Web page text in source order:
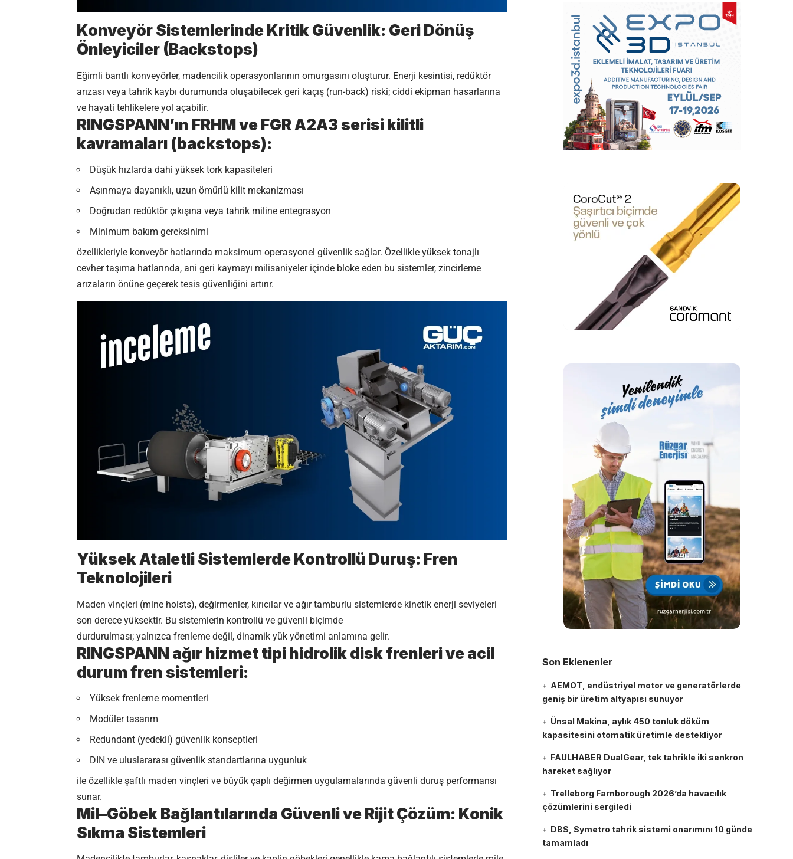
Konveyör Sistemlerinde Kritik Güvenlik: Geri Dönüş
Önleyiciler (Backstops)
Eğimli bantlı konveyörler, madencilik operasyonlarının omurgasını oluşturur. Enerji kesintisi, redüktör
arızası veya tahrik kaybı durumunda oluşabilecek geri kaçış (run-back) riski; ciddi ekipman hasarlarına
ve hayati tehlikelere yol açabilir.
RINGSPANN’ın FRHM ve FGR A2A3 serisi kilitli
kavramaları (backstops):
Düşük hızlarda dahi yüksek tork kapasiteleri
Aşınmaya dayanıklı, uzun ömürlü kilit mekanizması
Doğrudan redüktör çıkışına veya tahrik miline entegrasyon
Minimum bakım gereksinimi
özellikleriyle konveyör hatlarında maksimum operasyonel güvenlik sağlar. Özellikle yüksek tonajlı
cevher taşıma hatlarında, ani geri kaymayı milisaniyeler içinde bloke eden bu sistemler, zincirleme
arızaların önüne geçerek tesis güvenliğini artırır.
Yüksek Ataletli Sistemlerde Kontrollü Duruş: Fren
Teknolojileri
Maden vinçleri (mine hoists), değirmenler, kırıcılar ve ağır tamburlu sistemlerde kinetik enerji seviyeleri
son derece yüksektir. Bu sistemlerin kontrollü ve güvenli biçimde
durdurulması; yalnızca frenleme değil, dinamik yük yönetimi anlamına gelir.
RINGSPANN ağır hizmet tipi hidrolik disk frenleri ve acil
durum fren sistemleri:
Yüksek frenleme momentleri
Modüler tasarım
Redundant (yedekli) güvenlik konseptleri
DIN ve uluslararası güvenlik standartlarına uygunluk
ile özellikle şaftlı maden vinçleri ve büyük çaplı değirmen uygulamalarında güvenli duruş performansı
sunar.
Mil–Göbek Bağlantılarında Güvenli ve Rijit Çözüm: Konik
Sıkma Sistemleri
Son Eklenenler
AEMOT, endüstriyel motor ve generatörlerde
geniş bir üretim altyapısı sunuyor
Ünsal Makina, aylık 450 tonluk döküm
kapasitesini otomatik üretimle destekliyor
FAULHABER DualGear, tek tahrikle iki senkron
hareket sağlıyor
Trelleborg Farnborough 2026’da havacılık
çözümlerini sergiledi
DBS, Symetro tahrik sistemi onarımını 10 günde
tamamladı